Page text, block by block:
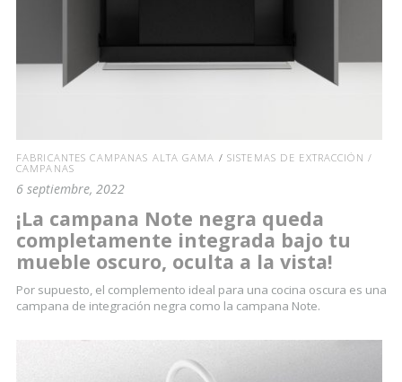
FABRICANTES CAMPANAS ALTA GAMA / SISTEMAS DE EXTRACCIÓN /
CAMPANAS
6 septiembre, 2022
¡La campana Note negra queda
completamente integrada bajo tu
mueble oscuro, oculta a la vista!
Por supuesto, el complemento ideal para una cocina oscura es una
campana de integración negra como la campana Note.